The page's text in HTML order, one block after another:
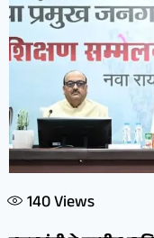
140Views